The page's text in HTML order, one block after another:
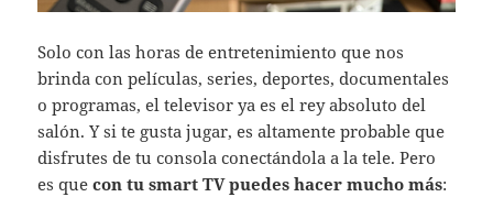
Solo con las horas de entretenimiento que nos
brinda con películas, series, deportes, documentales
o programas, el televisor ya es el rey absoluto del
salón. Y si te gusta jugar, es altamente probable que
disfrutes de tu consola conectándola a la tele. Pero
es quecon tu smart TV puedes hacer mucho más: